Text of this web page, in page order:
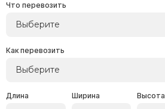
Что перевозить
Выберите
Как перевозить
Выберите
Длина Ширина Высота